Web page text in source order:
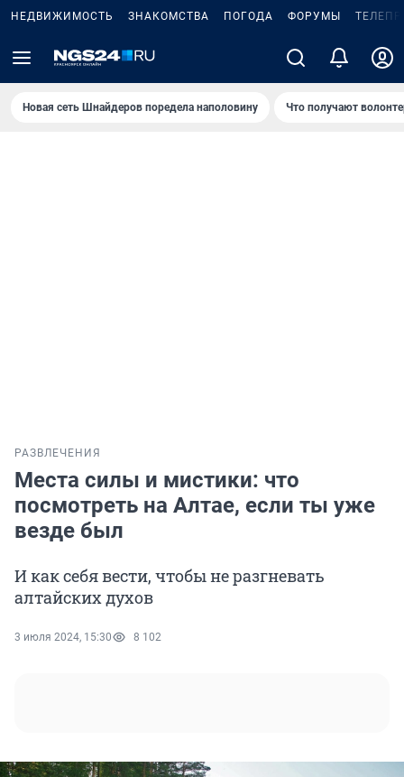
НЕДВИЖИМОСТЬ ЗНАКОМСТВА ПОГОДА ФОРУМЫ
Новая сеть Шнайдеров поредела наполовину Что получают
РАЗВЛЕЧЕНИЯ
Места силы и мистики: что
посмотреть на Алтае, если ты уже
везде был
И как себя вести, чтобы не разгневать
алтайских духов
3 июля 2024, 15:30 8 102